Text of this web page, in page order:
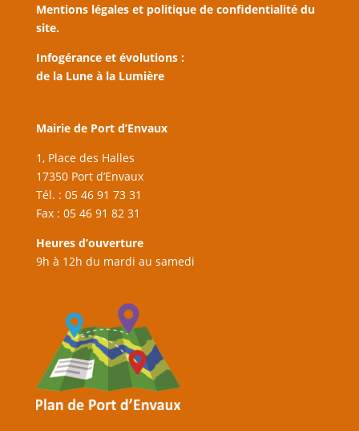
Mentions légales et politique de confidentialité du
site.
Infogérance et évolutions :
de la Lune à la Lumière
Mairie de Port d’Envaux
1, Place des Halles
17350 Port d’Envaux
Tél. : 05 46 91 73 31
Fax : 05 46 91 82 31
Heures d’ouverture
9h à 12h du mardi au samedi